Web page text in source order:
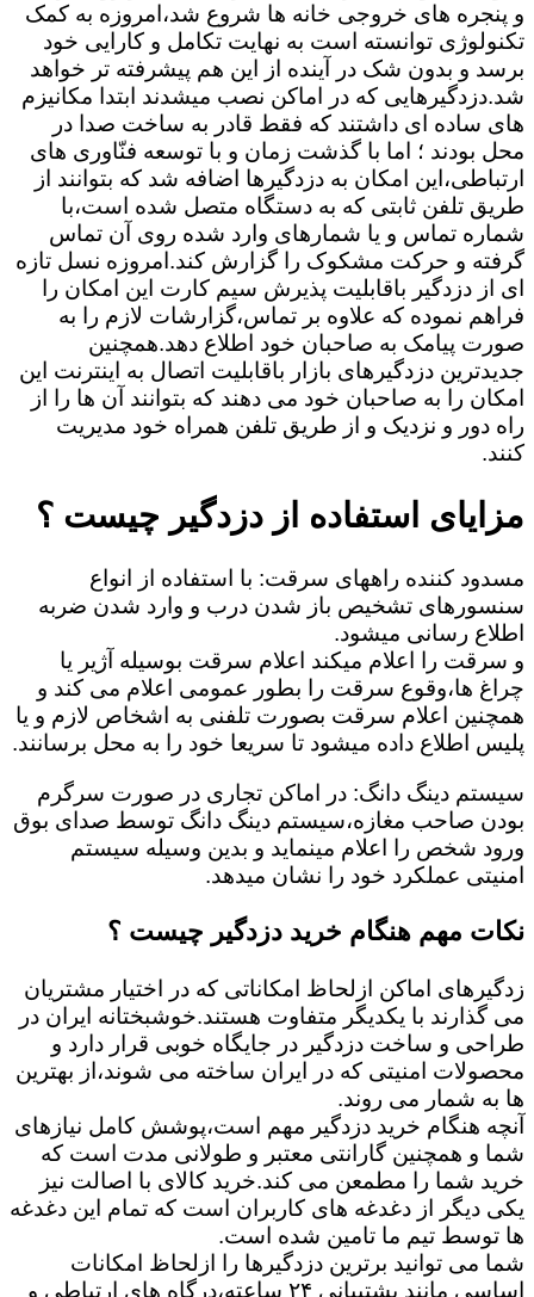
و پنجره های خروجی خانه ها شروع شد،امروزه به کمک
تکنولوژی توانسته است به نهایت تکامل و کارایی خود
برسد و بدون شک در آینده از این هم پیشرفته تر خواهد
شد.دزدگیرهایی که در اماکن نصب میشدند ابتدا مکانیزم
های ساده ای داشتند که فقط قادر به ساخت صدا در
محل بودند ؛ اما با گذشت زمان و با توسعه فنّاوری های
ارتباطی،این امکان به دزدگیرها اضافه شد که بتوانند از
طریق تلفن ثابتی که به دستگاه متصل شده است،با
شماره تماس و یا شمارهای وارد شده روی آن تماس
گرفته و حرکت مشکوک را گزارش کند.امروزه نسل تازه
ای از دزدگیر باقابلیت پذیرش سیم کارت این امکان را
فراهم نموده که علاوه بر تماس،گزارشات لازم را به
صورت پیامک به صاحبان خود اطلاع دهد.همچنین
جدیدترین دزدگیرهای بازار باقابلیت اتصال به اینترنت این
امکان را به صاحبان خود می دهند که بتوانند آن ها را از
راه دور و نزدیک و از طریق تلفن همراه خود مدیریت
کنند.
مزایای استفاده از دزدگیر چیست ؟
مسدود کننده راههای سرقت: با استفاده از انواع
سنسورهای تشخیص باز شدن درب و وارد شدن ضربه
اطلاع رسانی میشود.
و سرقت را اعلام میکند اعلام سرقت بوسیله آژیر یا
چراغ ها،وقوع سرقت را بطور عمومی اعلام می کند و
همچنین اعلام سرقت بصورت تلفنی به اشخاص لازم و یا
پلیس اطلاع داده میشود تا سریعا خود را به محل برسانند.
سیستم دینگ دانگ: در اماکن تجاری در صورت سرگرم
بودن صاحب مغازه،سیستم دینگ دانگ توسط صدای بوق
ورود شخص را اعلام مینماید و بدین وسیله سیستم
امنیتی عملکرد خود را نشان میدهد.
نکات مهم هنگام خرید دزدگیر چیست ؟
زدگیرهای اماکن ازلحاظ امکاناتی که در اختیار مشتریان
می گذارند با یکدیگر متفاوت هستند.خوشبختانه ایران در
طراحی و ساخت دزدگیر در جایگاه خوبی قرار دارد و
محصولات امنیتی که در ایران ساخته می شوند،از بهترین
ها به شمار می روند.
آنچه هنگام خرید دزدگیر مهم است،پوشش کامل نیازهای
شما و همچنین گارانتی معتبر و طولانی مدت است که
خرید شما را مطمعن می کند.خرید کالای با اصالت نیز
یکی دیگر از دغدغه های کاربران است که تمام این دغدغه
ها توسط تیم ما تامین شده است.
شما می توانید برترین دزدگیرها را ازلحاظ امکانات
اساسی مانند پشتیبانی ۲۴ ساعته،درگاه های ارتباطی و